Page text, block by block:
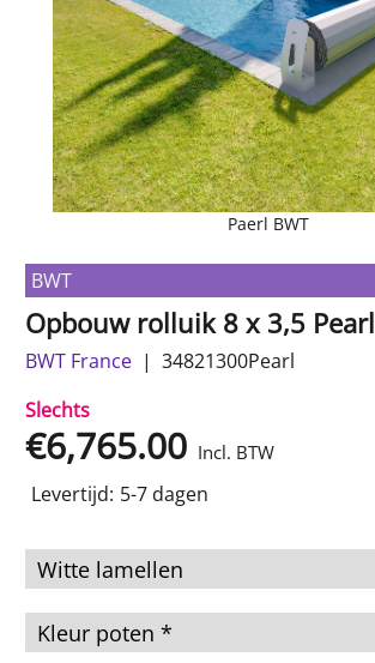
Paerl BWT
BWT
Opbouw rolluik 8 x 3,5 Pearl
BWT France
34821300Pearl
Slechts
€6,765.00 Incl. BTW
Levertijd: 5-7 dagen